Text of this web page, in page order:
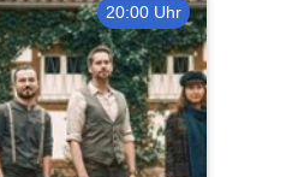
20:00 Uhr